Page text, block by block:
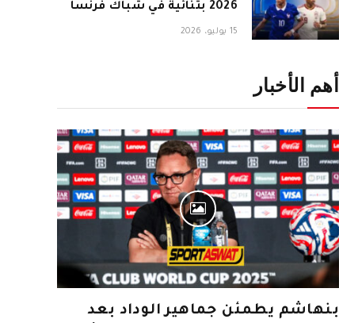
2026 بثنائية في شباك فرنسا
15 يوليو، 2026
أهم الأخبار
بنهاشم يطمئن جماهير الوداد بعد